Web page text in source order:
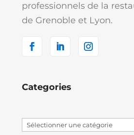
professionnels de la
de Grenoble et Lyon.
Categories
Sélectionner